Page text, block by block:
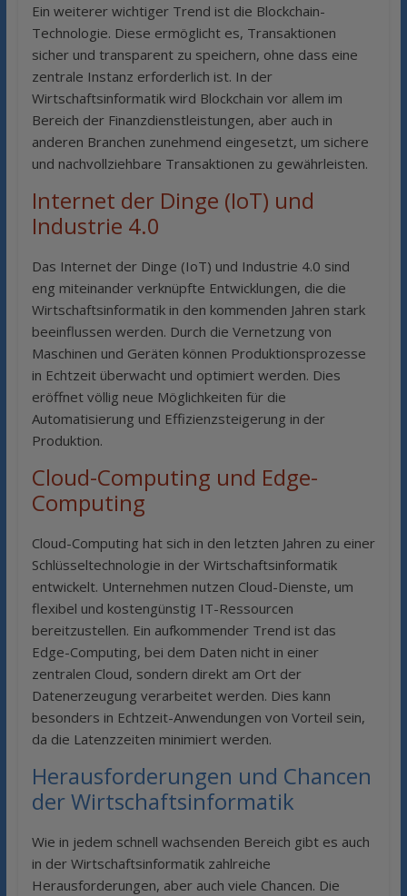
Ein weiterer wichtiger Trend ist die Blockchain-
Technologie. Diese ermöglicht es, Transaktionen
sicher und transparent zu speichern, ohne dass eine
zentrale Instanz erforderlich ist. In der
Wirtschaftsinformatik wird Blockchain vor allem im
Bereich der Finanzdienstleistungen, aber auch in
anderen Branchen zunehmend eingesetzt, um sichere
und nachvollziehbare Transaktionen zu gewährleisten.
Internet der Dinge (IoT) und
Industrie 4.0
Das Internet der Dinge (IoT) und Industrie 4.0 sind
eng miteinander verknüpfte Entwicklungen, die die
Wirtschaftsinformatik in den kommenden Jahren stark
beeinflussen werden. Durch die Vernetzung von
Maschinen und Geräten können Produktionsprozesse
in Echtzeit überwacht und optimiert werden. Dies
eröffnet völlig neue Möglichkeiten für die
Automatisierung und Effizienzsteigerung in der
Produktion.
Cloud-Computing und Edge-
Computing
Cloud-Computing hat sich in den letzten Jahren zu einer
Schlüsseltechnologie in der Wirtschaftsinformatik
entwickelt. Unternehmen nutzen Cloud-Dienste, um
flexibel und kostengünstig IT-Ressourcen
bereitzustellen. Ein aufkommender Trend ist das
Edge-Computing, bei dem Daten nicht in einer
zentralen Cloud, sondern direkt am Ort der
Datenerzeugung verarbeitet werden. Dies kann
besonders in Echtzeit-Anwendungen von Vorteil sein,
da die Latenzzeiten minimiert werden.
Herausforderungen und Chancen
der Wirtschaftsinformatik
Wie in jedem schnell wachsenden Bereich gibt es auch
in der Wirtschaftsinformatik zahlreiche
Herausforderungen, aber auch viele Chancen. Die